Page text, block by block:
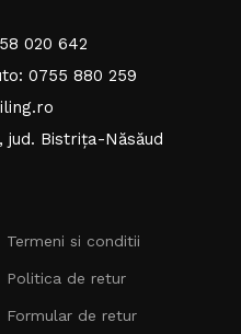
020 642
0755 880 259
jud. Bistrița-Năsăud
Termeni si conditii
Politica de retur
Formular de retur